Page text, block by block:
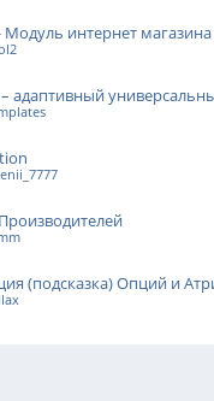
Модуль интернет
– адаптивный
(подсказка) Опций и